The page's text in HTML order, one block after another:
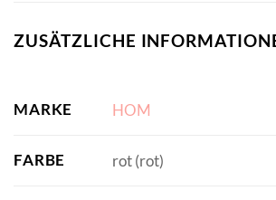
ZUSÄTZLICHE
MARKE HOM
FARBE rot (rot)